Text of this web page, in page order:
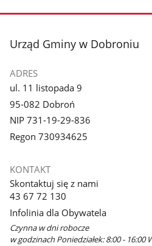
stopka
Urząd Gminy w Dobroniu
ADRES
ul. 11 listopada 9
95-082 Dobroń
NIP 731-19-29-836
Regon 730934625
KONTAKT
Skontaktuj się z nami
43 67 72 130
Infolinia dla Obywatela
Czynna w dni robocze
w godzinach Poniedziałek: 8:00 - 16:00